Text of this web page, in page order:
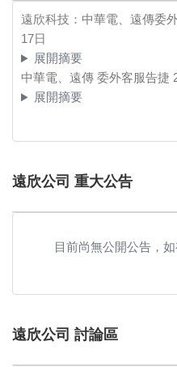
遠欣科技：中華電、遠傳委
17日
展開摘要
中華電、遠傳 委外客服告捷
展開摘要
遠欣公司 重大公告
目前尚無公開公告，
遠欣公司 討論區